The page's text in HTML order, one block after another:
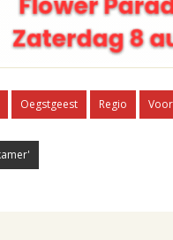
Oegstgeest Regio